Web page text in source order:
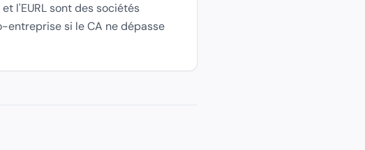
l'EURL sont des sociétés
entreprise si le CA ne dépasse
représentant plus de 40 % des nouvelles immatriculations